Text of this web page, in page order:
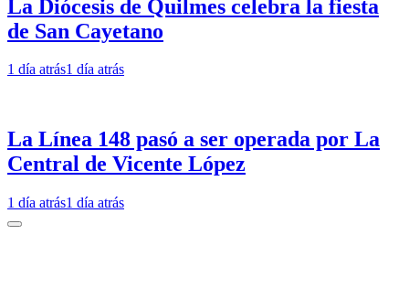
La Diócesis de Quilmes celebra la fiesta
de San Cayetano
1 día atrás1 día atrás
La Línea 148 pasó a ser operada por La
Central de Vicente López
1 día atrás1 día atrás